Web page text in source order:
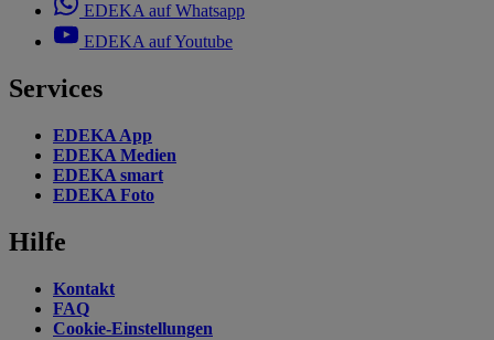
EDEKA auf Whatsapp
EDEKA auf Youtube
Services
EDEKA App
EDEKA Medien
EDEKA smart
EDEKA Foto
Hilfe
Kontakt
FAQ
Cookie-Einstellungen